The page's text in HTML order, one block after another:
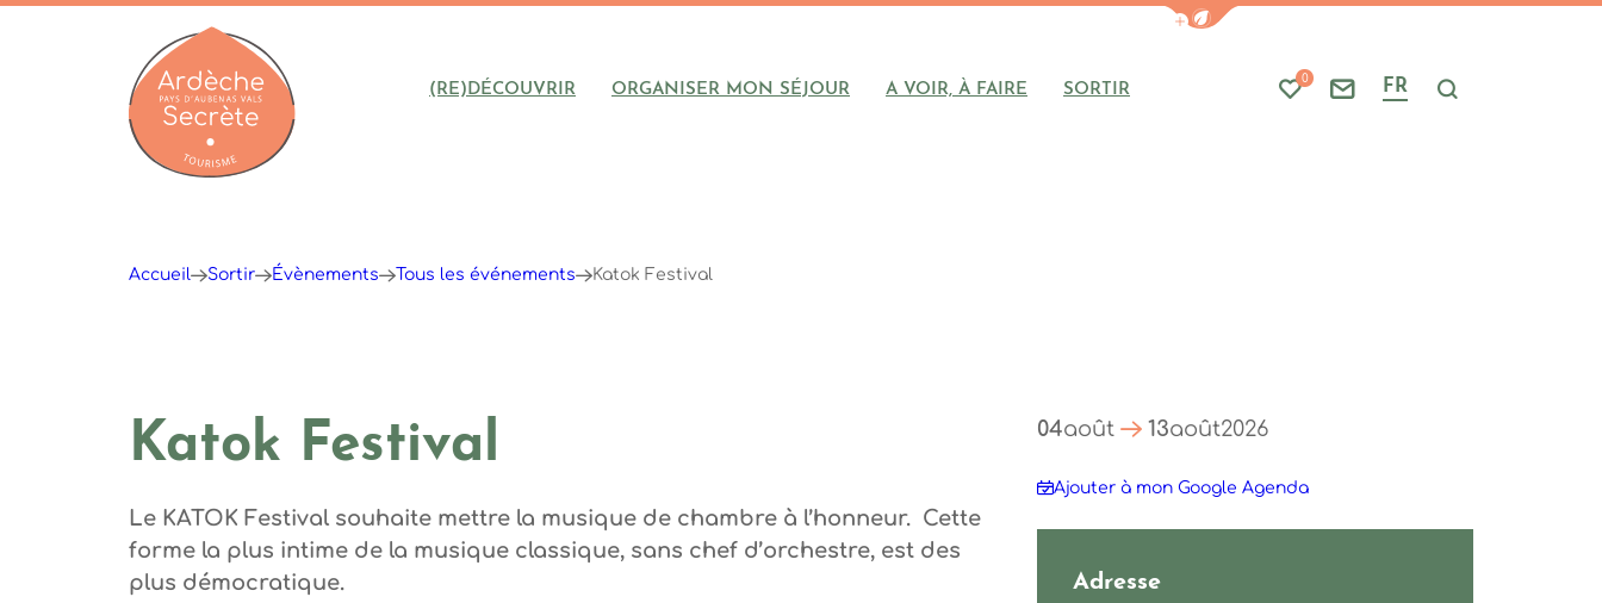
Afficher la barre de navigation du
(RE)DÉCOUVRIR ORGANISER MON SÉJOUR A VOIR, À FAIRE SORTIR Mes favoris
0
Nous contacter
FR Je recherche
Accueil Sortir Évènements Tous les événements Katok Festival
Katok Festival
Le KATOK Festival souhaite mettre la musique de chambre à l’honneur. Cette
forme la plus intime de la musique classique, sans chef d’orchestre, est des
plus démocratique.
04août 13août2026
Ajouter à mon Google Agenda
Adresse